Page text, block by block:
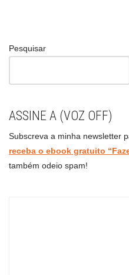
Pesquisar
ASSINE A (VOZ OFF)
Subscreva a minha newsletter
receba o ebook gratuito
também odeio spam!